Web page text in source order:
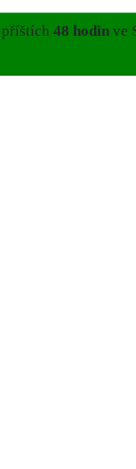
příštích 48 hodinve